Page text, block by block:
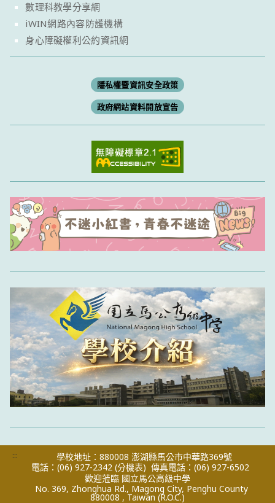
數理科教學分享網
iWIN網路內容防護機構
身心障礙權利公約資訊網
隱私權暨資訊安全政策
政府網站資料開放宣告
:::
學校地址：880008 澎湖縣馬公市中華路369號
電話：(06) 927-2342 (分機表) 傳真電話：(06) 927-6502
歡迎蒞臨 國立馬公高級中學
No. 369, Zhonghua Rd., Magong City, Penghu County
880008 , Taiwan (R.O.C.)